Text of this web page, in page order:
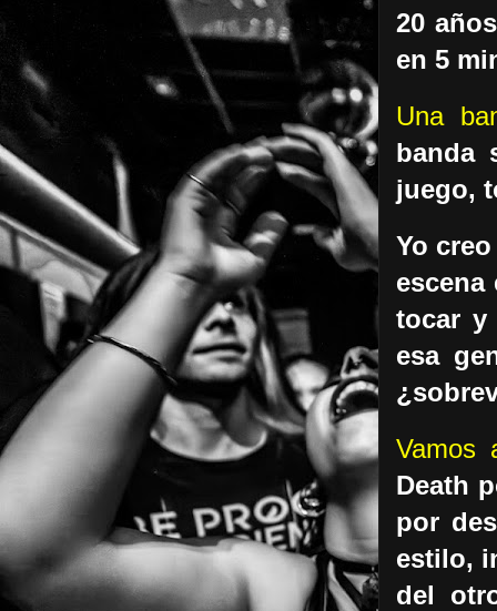
20
en 5
Una
banda
juego,
Yo
tocar y
esa
Vamos
Death
por
estilo,
del